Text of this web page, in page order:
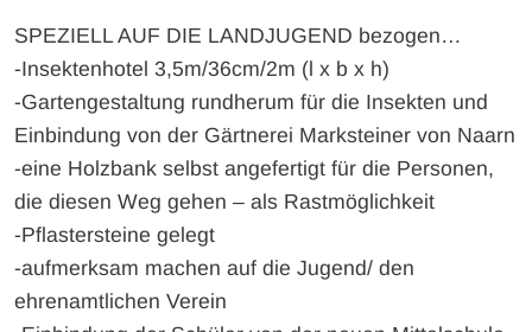
SPEZIELL AUF DIE LANDJUGEND bezogen…
-Insektenhotel 3,5m/36cm/2m (l x b x h)
-Gartengestaltung rundherum für die Insekten und
Einbindung von der Gärtnerei Marksteiner von Naarn
-eine Holzbank selbst angefertigt für die Personen,
die diesen Weg gehen – als Rastmöglichkeit
-Pflastersteine gelegt
-aufmerksam machen auf die Jugend/ den
ehrenamtlichen Verein